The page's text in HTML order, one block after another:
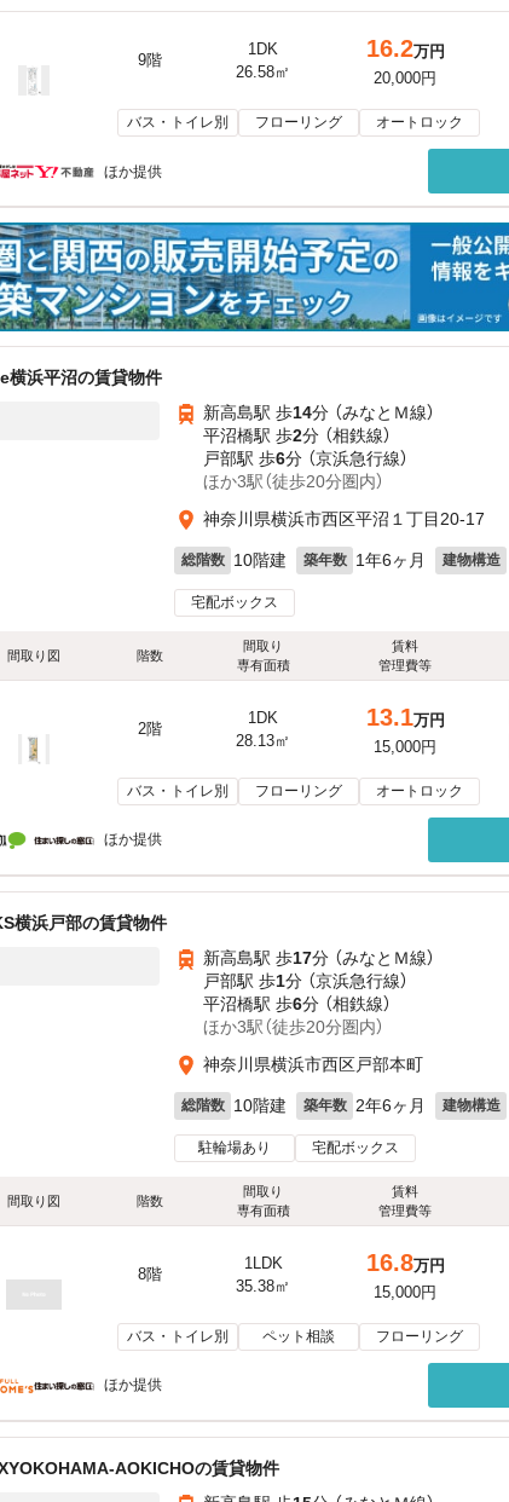
9階
1DK
26.58㎡
16.2万円
20,000円
バス・トイレ別 フローリング オートロック
ほか提供
横浜平沼の賃貸物件
新高島駅 歩14分 （みなとＭ線）
平沼橋駅 歩2分 （相鉄線）
戸部駅 歩6分 （京浜急行線）
ほか3駅（徒歩20分圏内）
神奈川県横浜市西区平沼１丁目20-17
総階数 10階建 築年数 1年6ヶ月 建物構造
宅配ボックス
間取り図 階数
間取り
専有面積
賃料
管理費等
2階
1DK
28.13㎡
13.1万円
15,000円
バス・トイレ別 フローリング オートロック
ほか提供
横浜戸部の賃貸物件
新高島駅 歩17分 （みなとＭ線）
戸部駅 歩1分 （京浜急行線）
平沼橋駅 歩6分 （相鉄線）
ほか3駅（徒歩20分圏内）
神奈川県横浜市西区戸部本町
総階数 10階建 築年数 2年6ヶ月 建物構造
駐輪場あり 宅配ボックス
間取り図 階数
間取り
専有面積
賃料
管理費等
8階
1LDK
35.38㎡
16.8万円
15,000円
バス・トイレ別 ペット相談 フローリング
ほか提供
AOKICHOの賃貸物件